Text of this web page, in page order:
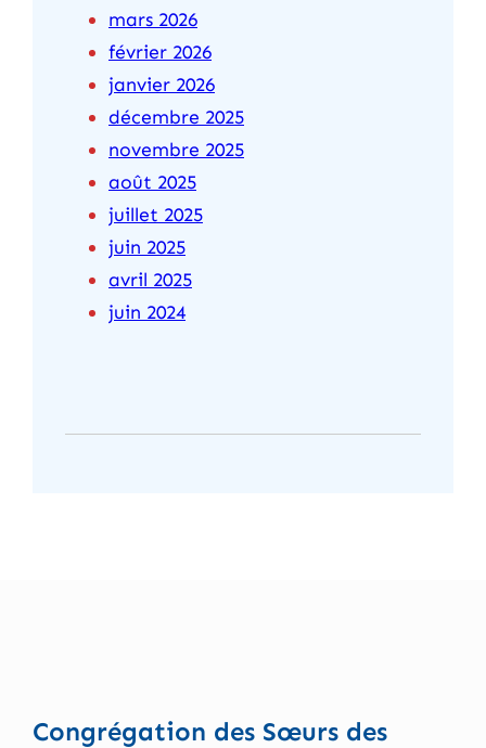
mars 2026
février 2026
janvier 2026
décembre 2025
novembre 2025
août 2025
juillet 2025
juin 2025
avril 2025
juin 2024
Congrégation des Sœurs des